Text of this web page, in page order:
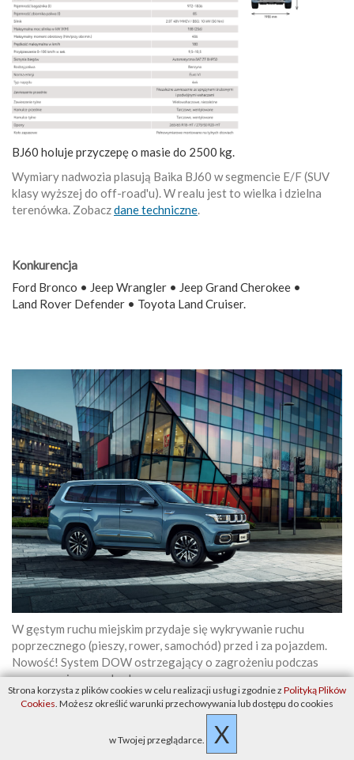
BJ60 holuje przyczepę o masie do 2500 kg.
Wymiary nadwozia plasują Baika BJ60 w segmencie E/F (SUV
klasy wyższej do off-road'u). W realu jest to wielka i dzielna
terenówka. Zobaczdane techniczne.
Konkurencja
Ford Bronco • Jeep Wrangler • Jeep Grand Cherokee •
Land Rover Defender • Toyota Land Cruiser.
W gęstym ruchu miejskim przydaje się wykrywanie ruchu
poprzecznego (pieszy, rower, samochód) przed i za pojazdem.
Nowość! System DOW ostrzegający o zagrożeniu podczas
opuszczania samochodu.
Strona korzysta z plików cookies w celu realizacji usług i zgodnie z Polityką Plików
Cookies. Możesz określić warunki przechowywania lub dostępu do cookies
w Twojej przeglądarce. X